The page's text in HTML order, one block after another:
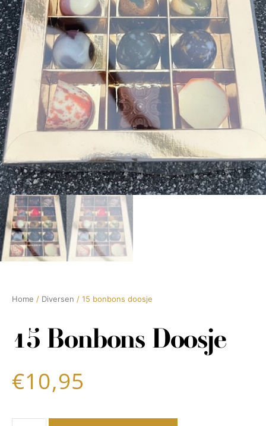
Home / Diversen / 15 bonbons doosje
15 Bonbons Doosje
€10,95